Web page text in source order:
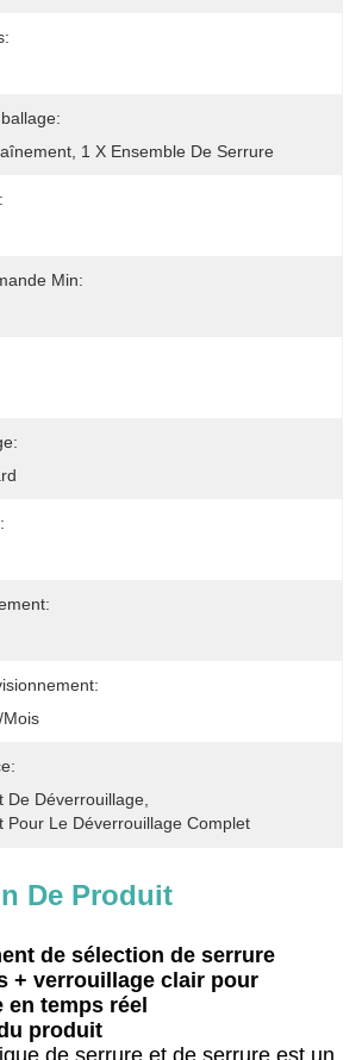
1 X Ensemble De Serrure
Min:
De Déverrouillage
Pour Le Déverrouillage Complet
De Produit
de sélection de serrure
+ verrouillage clair pour
en temps réel
produit
de serrure et de serrure est un